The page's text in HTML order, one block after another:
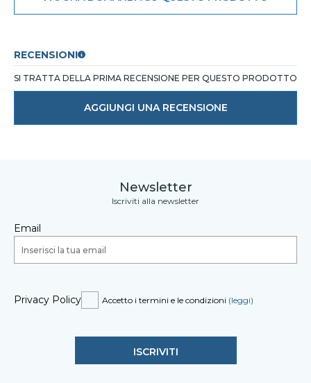
RECENSIONI
SI TRATTA DELLA PRIMA RECENSIONE PER QUESTO PRODOTTO
AGGIUNGI UNA RECENSIONE
Newsletter
Iscriviti alla newsletter
Email
Privacy Policy Accetto i termini e le condizioni (leggi)